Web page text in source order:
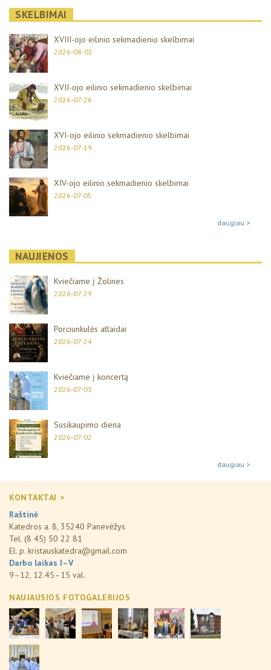
SKELBIMAI
XVIII-ojo eilinio sekmadienio skelbimai
2026-08-02
XVII-ojo eilinio sekmadienio skelbimai
2026-07-26
XVI-ojo eilinio sekmadienio skelbimai
2026-07-19
XIV-ojo eilinio sekmadienio skelbimai
2026-07-05
daugiau >
NAUJIENOS
Kviečiame į Žolines
2026-07-29
Porciunkulės atlaidai
2026-07-24
Kviečiame į koncertą
2026-07-03
Susikaupimo diena
2026-07-02
daugiau >
KONTAKTAI >
Raštinė
Katedros a. 8, 35240 Panevėžys
Tel. (8 45) 50 22 81
El. p. kristauskatedra@gmail.com
Darbo laikas I–V
9–12, 12.45–15 val.
NAUJAUSIOS FOTOGALERIJOS